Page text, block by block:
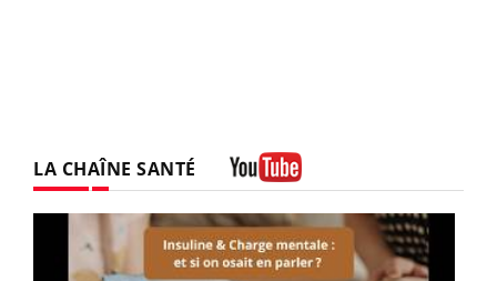
LA CHAÎNE SANTÉ